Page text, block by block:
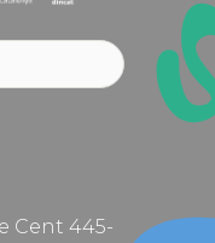
Cent 445-